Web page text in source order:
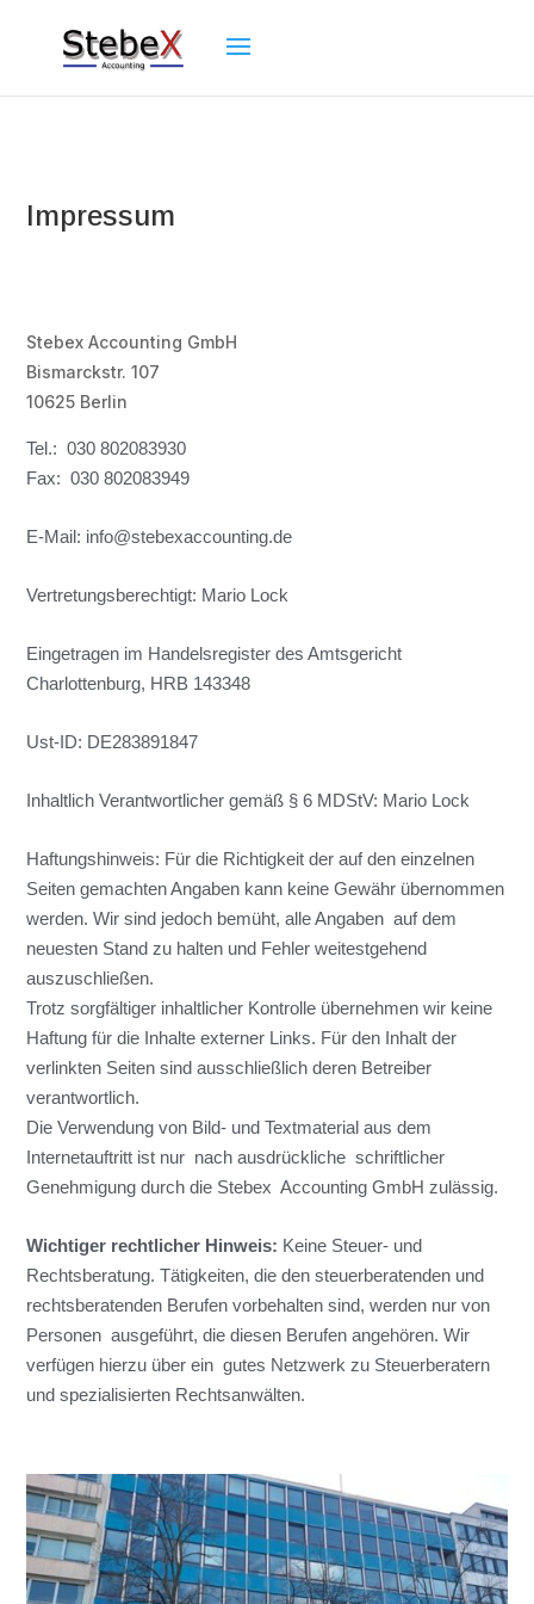
Impressum
Stebex Accounting GmbH
Bismarckstr. 107
10625 Berlin
Tel.: 030 802083930
Fax: 030 802083949
E-Mail: info@stebexaccounting.de
Vertretungsberechtigt: Mario Lock
Eingetragen im Handelsregister des Amtsgericht
Charlottenburg, HRB 143348
Ust-ID: DE283891847
Inhaltlich Verantwortlicher gemäß § 6 MDStV: Mario Lock
Haftungshinweis: Für die Richtigkeit der auf den einzelnen
Seiten gemachten Angaben kann keine Gewähr übernommen
werden. Wir sind jedoch bemüht, alle Angaben auf dem
neuesten Stand zu halten und Fehler weitestgehend
auszuschließen.
Trotz sorgfältiger inhaltlicher Kontrolle übernehmen wir keine
Haftung für die Inhalte externer Links. Für den Inhalt der
verlinkten Seiten sind ausschließlich deren Betreiber
verantwortlich.
Die Verwendung von Bild- und Textmaterial aus dem
Internetauftritt ist nur nach ausdrückliche schriftlicher
Genehmigung durch die Stebex Accounting GmbH zulässig.
Wichtiger rechtlicher Hinweis: Keine Steuer- und
Rechtsberatung. Tätigkeiten, die den steuerberatenden und
rechtsberatenden Berufen vorbehalten sind, werden nur von
Personen ausgeführt, die diesen Berufen angehören. Wir
verfügen hierzu über ein gutes Netzwerk zu Steuerberatern
und spezialisierten Rechtsanwälten.